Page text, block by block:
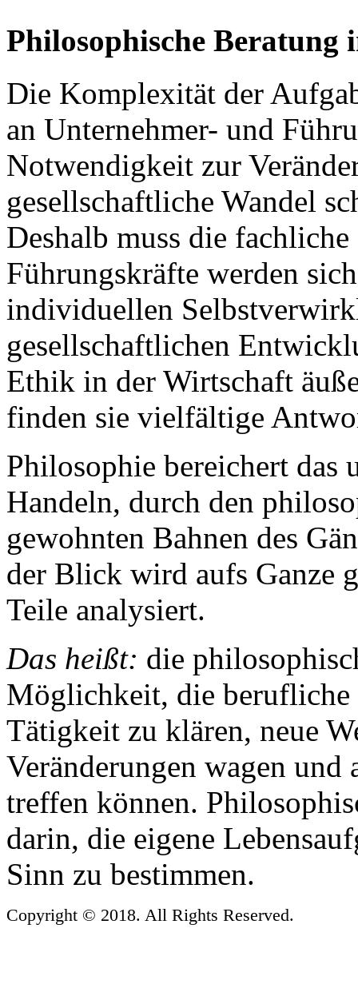
Philosophische Beratung
Die Komplexität der
an Unternehmer- und
Notwendigkeit zur
gesellschaftliche Wandel
Deshalb muss die
Führungskräfte werden
individuellen
gesellschaftlichen
Ethik in der Wirtschaft
finden sie vielfältige
Philosophie bereichert das
Handeln, durch den
gewohnten Bahnen des
der Blick wird aufs Ganze
Teile analysiert.
Das heißt: die
Möglichkeit, die
Tätigkeit zu klären, neue
Veränderungen wagen und
treffen können.
darin, die eigene
Sinn zu bestimmen.
Copyright © 2018. All Rights Reserved.